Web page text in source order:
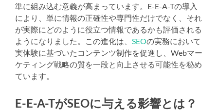
準に組み込む意義が高まっています。E-E-A-Tの導入
により、単に情報の正確性や専門性だけでなく、それ
が実際にどのように役立つ情報であるかも評価される
ようになりました。この進化は、SEOの実務において
実体験に基づいたコンテンツ制作を促進し、Webマー
ケティング戦略の質を一段と向上させる可能性を秘め
ています。
E-E-A-TがSEOに与える影響とは？